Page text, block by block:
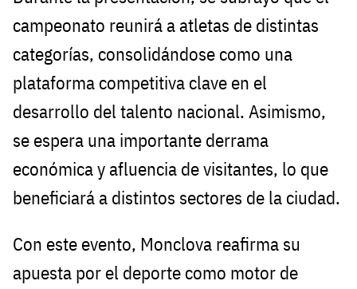
campeonato reunirá a atletas de distintas
categorías, consolidándose como una
plataforma competitiva clave en el
desarrollo del talento nacional. Asimismo,
se espera una importante derrama
económica y afluencia de visitantes, lo que
beneficiará a distintos sectores de la ciudad.
Con este evento, Monclova reafirma su
apuesta por el deporte como motor de